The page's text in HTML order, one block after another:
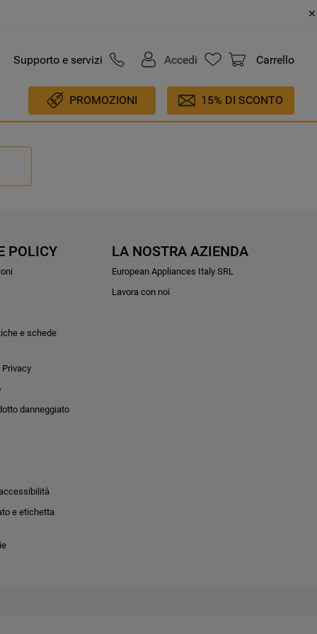
Supporto e servizi Accedi Carrello
PROMOZIONI 15% DI SCONTO
POLICY
e schede
danneggiato
e etichetta
LA NOSTRA AZIENDA
European Appliances Italy SRL
Lavora con noi